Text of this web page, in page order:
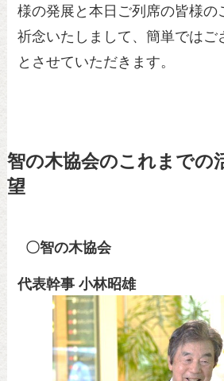
様の発展と本日ご列席の皆様の
祈念いたしまして、簡単ではご
とさせていただきます。
智の木協会のこれまでの
望
〇智の木協会
代表幹事 小林昭雄